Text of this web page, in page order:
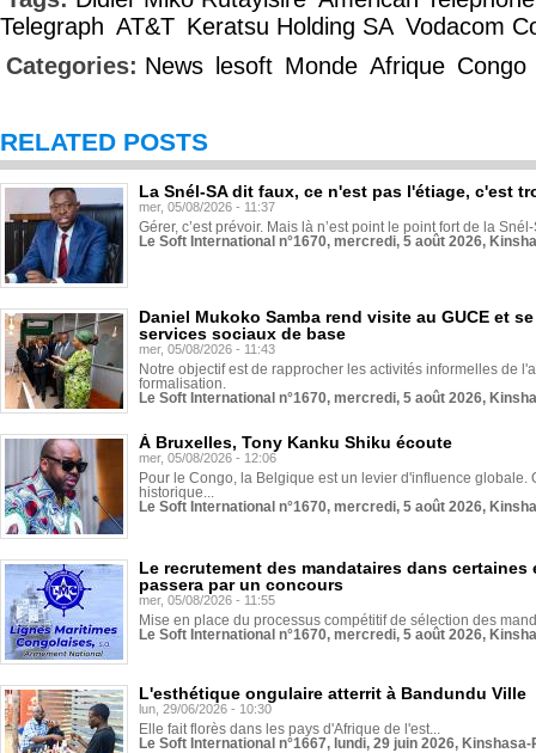
Telegraph AT&T Keratsu Holding SA Vodacom
Categories: News lesoft Monde Afrique Congo
RELATED POSTS
La Snél-SA dit faux, ce n'est pas l'étiage, c'est
mer, 05/08/2026 - 11:37
Gérer, c’est prévoir. Mais là n’est point le point fort de la
Le Soft International n°1670, mercredi, 5 août 2026,
Daniel Mukoko Samba rend visite au GUCE et
services sociaux de base
mer, 05/08/2026 - 11:43
Notre objectif est de rapprocher les activités informelles de
formalisation.
Le Soft International n°1670, mercredi, 5 août 2026,
À Bruxelles, Tony Kanku Shiku écoute
mer, 05/08/2026 - 12:06
Pour le Congo, la Belgique est un levier d'influence globale.
historique...
Le Soft International n°1670, mercredi, 5 août 2026,
Le recrutement des mandataires dans
passera par un concours
mer, 05/08/2026 - 11:55
Mise en place du processus compétitif de sélection des
Le Soft International n°1670, mercredi, 5 août 2026,
L'esthétique ongulaire atterrit à Bandundu Ville
lun, 29/06/2026 - 10:30
Elle fait florès dans les pays d'Afrique de l'est...
Le Soft International n°1667, lundi, 29 juin 2026,